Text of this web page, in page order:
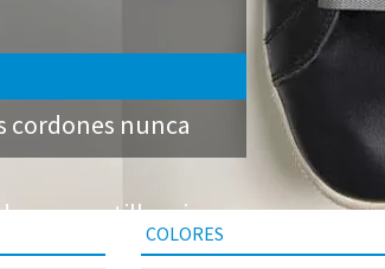
cordones nunca
en zapatillas sin
COLORES